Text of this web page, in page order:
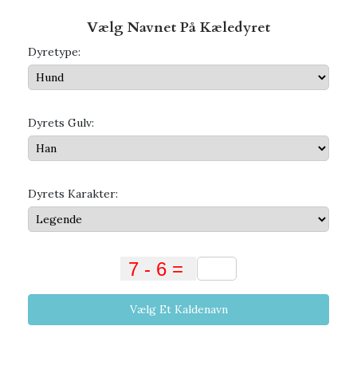
Vælg Navnet På Kæledyret
Dyretype:
Dyrets Gulv:
Dyrets Karakter:
Vælg Et Kaldenavn